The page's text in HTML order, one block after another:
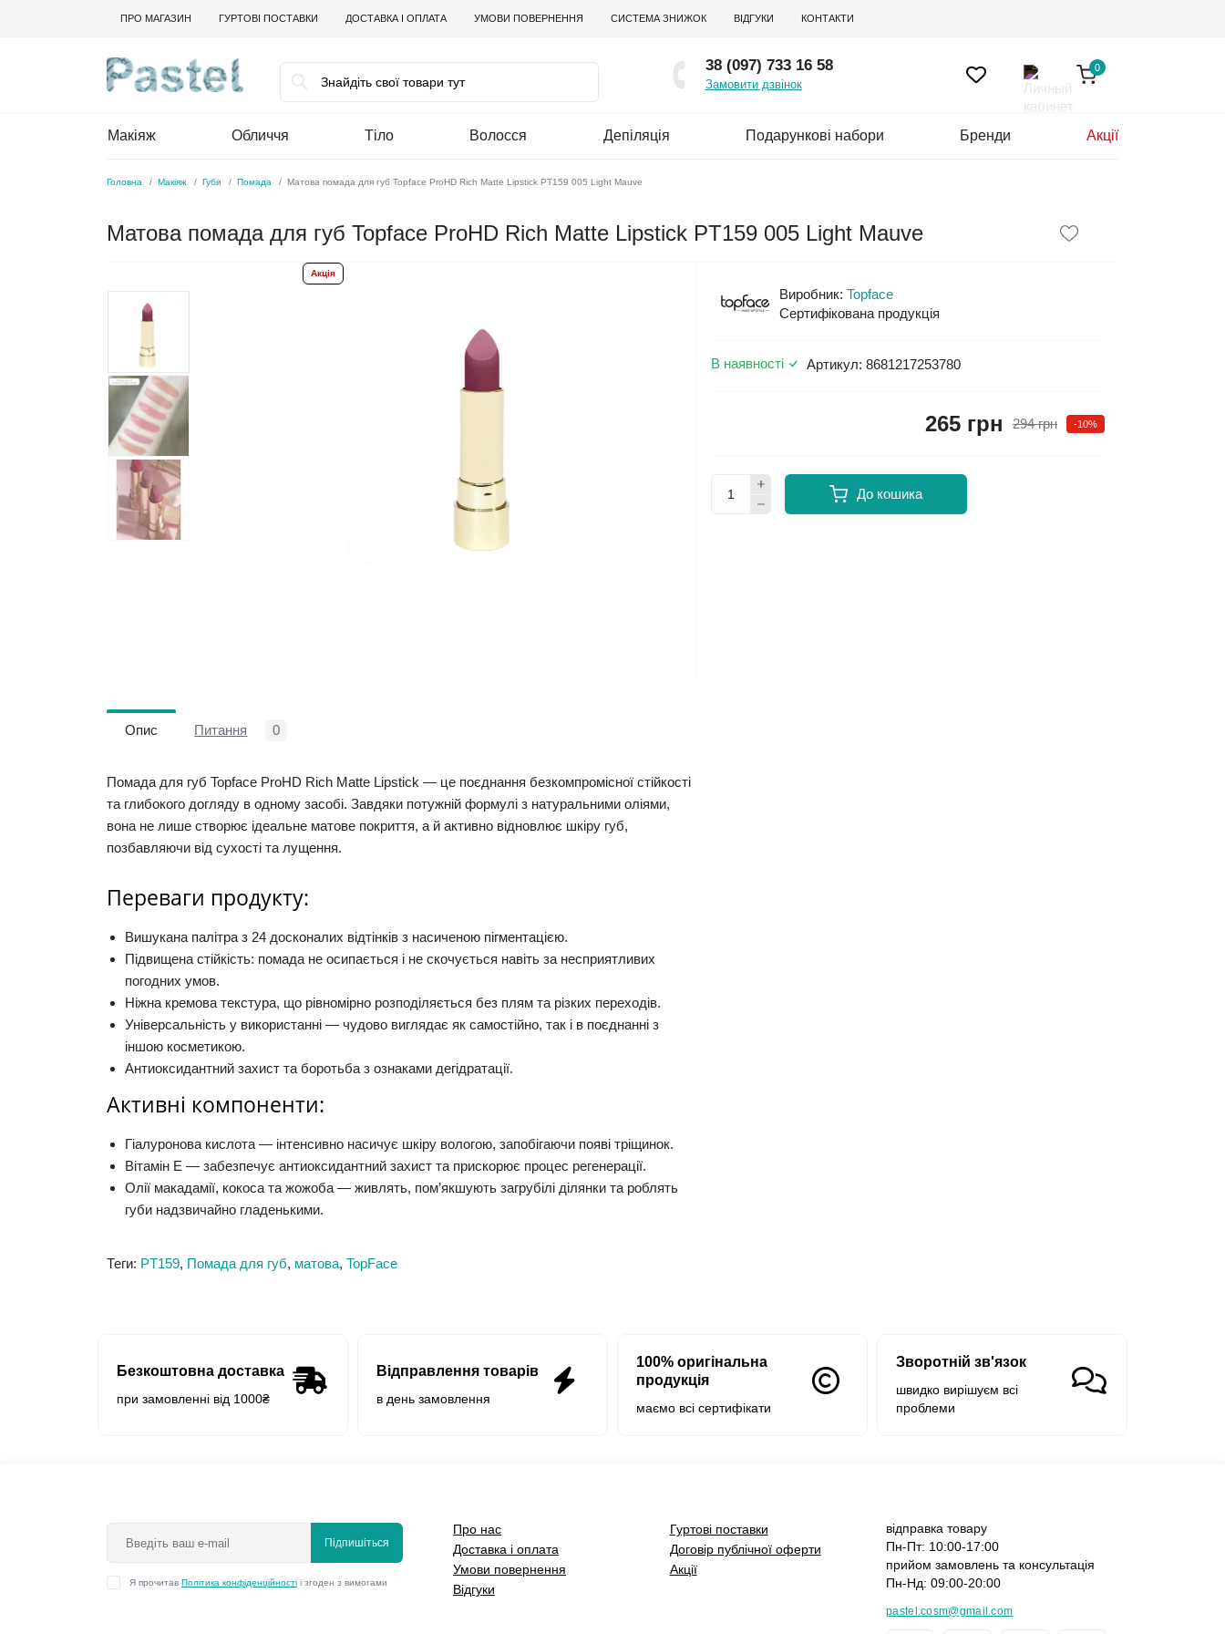
ПРО МАГАЗИН ГУРТОВІ ПОСТАВКИ ДОСТАВКА І ОПЛАТА УМОВИ ПОВЕРНЕННЯ СИСТЕМА ЗНИЖОК ВІДГУКИ КОНТАКТИ
38 (097) 733 16 58
Замовити дзвінок
0
Макіяж Обличчя Тіло Волосся Депіляція Подарункові набори Бренди Акції
Головна Макіяж Губи Помада Матова помада для губ Topface ProHD Rich Matte Lipstick PT159 005 Light Mauve
Матова помада для губ Topface ProHD Rich Matte Lipstick PT159 005 Light Mauve
Акція
Виробник: Topface
Сертифікована продукція
В наявності Артикул: 8681217253780
294 грн -10%
265 грн
До кошика
Опис Питання 0
Помада для губ Topface ProHD Rich Matte Lipstick — це поєднання безкомпромісної стійкості
та глибокого догляду в одному засобі. Завдяки потужній формулі з натуральними оліями,
вона не лише створює ідеальне матове покриття, а й активно відновлює шкіру губ,
позбавляючи від сухості та лущення.
Переваги продукту:
Вишукана палітра з 24 досконалих відтінків з насиченою пігментацією.
Підвищена стійкість: помада не осипається і не скочується навіть за несприятливих
погодних умов.
Ніжна кремова текстура, що рівномірно розподіляється без плям та різких переходів.
Універсальність у використанні — чудово виглядає як самостійно, так і в поєднанні з
іншою косметикою.
Антиоксидантний захист та боротьба з ознаками дегідратації.
Активні компоненти:
Гіалуронова кислота — інтенсивно насичує шкіру вологою, запобігаючи появі тріщинок.
Вітамін Е — забезпечує антиоксидантний захист та прискорює процес регенерації.
Олії макадамії, кокоса та жожоба — живлять, пом’якшують загрубілі ділянки та роблять
губи надзвичайно гладенькими.
Теги: PT159, Помада для губ, матова, TopFace
Безкоштовна доставка
при замовленні від 1000₴
Відправлення товарів
в день замовлення
100% оригінальна
продукція
маємо всі сертифікати
Зворотній зв'язок
швидко вирішуєм всі
проблеми
Підпишіться
Я прочитав Політика конфіденційності і згоден з вимогами
Про нас
Доставка і оплата
Умови повернення
Відгуки
Гуртові поставки
Договір публічної оферти
Акції
відправка товару
Пн-Пт: 10:00-17:00
прийом замовлень та консультація
Пн-Нд: 09:00-20:00
pastel.cosm@gmail.com